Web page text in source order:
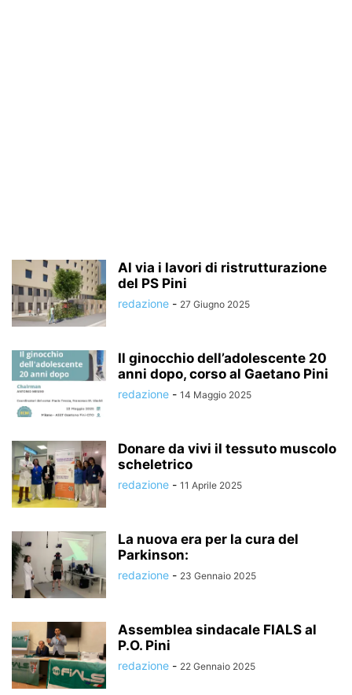
Al via i lavori di ristrutturazione
del PS Pini
redazione - 27 Giugno 2025
Il ginocchio dell’adolescente 20
anni dopo, corso al Gaetano Pini
redazione - 14 Maggio 2025
Donare da vivi il tessuto muscolo
scheletrico
redazione - 11 Aprile 2025
La nuova era per la cura del
Parkinson:
redazione - 23 Gennaio 2025
Assemblea sindacale FIALS al
P.O. Pini
redazione - 22 Gennaio 2025